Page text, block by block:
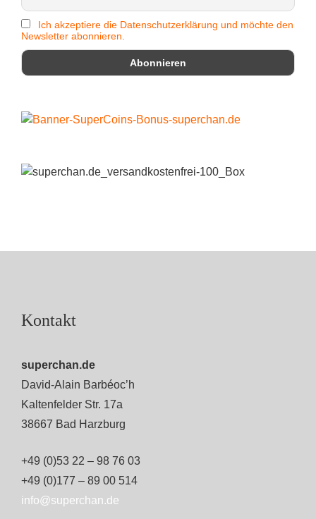
Ich akzeptiere die Datenschutzerklärung und möchte den
Newsletter abonnieren.
Kontakt
superchan.de
David-Alain Barbéoc’h
Kaltenfelder Str. 17a
38667 Bad Harzburg
+49 (0)53 22 – 98 76 03
+49 (0)177 – 89 00 514
info@superchan.de